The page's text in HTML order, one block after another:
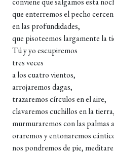
que enterremos el pecho
en las profundidades,
que pisoteemos largamente la
Tú y yo escupiremos
tres veces
a los cuatro vientos,
arrojaremos dagas,
trazaremos círculos en el aire,
clavaremos cuchillos en la tierra,
murmuraremos con las palmas
oraremos y entonaremos
nos pondremos de pie,